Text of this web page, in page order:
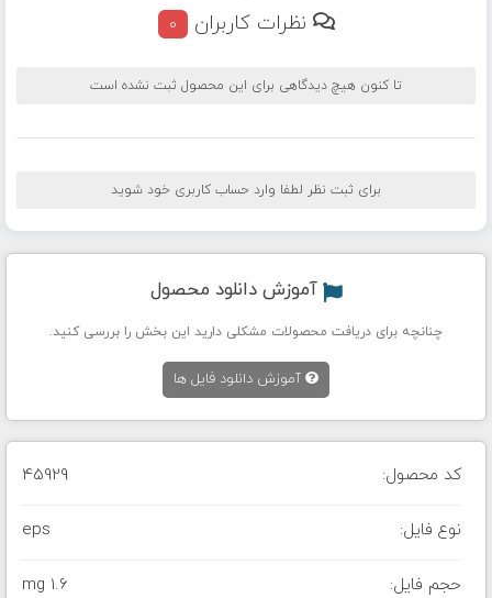
نظرات کاربران 0
تا کنون هیچ دیدگاهی برای این محصول ثبت نشده است
برای ثبت نظر لطفا وارد حساب کاربری خود شوید
آموزش دانلود محصول
چنانچه برای دریافت محصولات مشکلی دارید این بخش را بررسی کنید.
آموزش دانلود فایل ها
کد محصول: 45929
نوع فایل: eps
حجم فایل: 1.6 mg